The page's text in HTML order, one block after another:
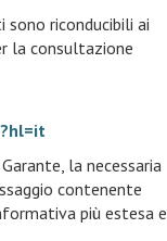
riconducibili ai
la consultazione
la necessaria
contenente
più estesa e